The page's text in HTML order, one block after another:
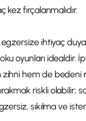
fırçalanmalıdır.
ihtiyaç
oyunları idealdir.
zihni hem de
riskli olabilir;
sıkılma ve